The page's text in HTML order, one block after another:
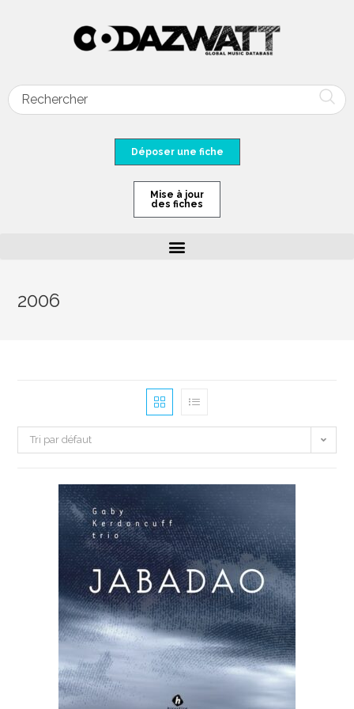
Déposer une fiche
Mise à jour
des fiches
2006
Tri par défaut